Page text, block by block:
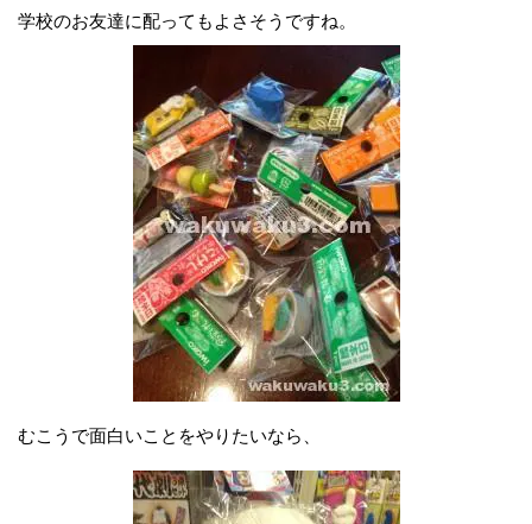
学校のお友達に配ってもよさそうですね。
むこうで面白いことをやりたいなら、